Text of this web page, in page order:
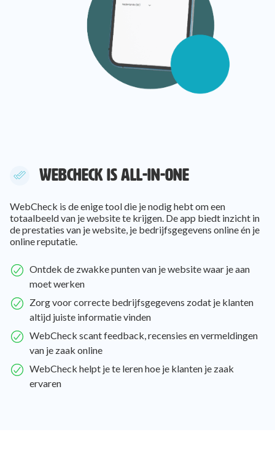
WEBCHECK IS ALL-IN-ONE
WebCheck is de enige tool die je nodig hebt om een
totaalbeeld van je website te krijgen. De app biedt inzicht in
de prestaties van je website, je bedrijfsgegevens online én je
online reputatie.
Ontdek de zwakke punten van je website waar je aan
moet werken
Zorg voor correcte bedrijfsgegevens zodat je klanten
altijd juiste informatie vinden
WebCheck scant feedback, recensies en vermeldingen
van je zaak online
WebCheck helpt je te leren hoe je klanten je zaak
ervaren